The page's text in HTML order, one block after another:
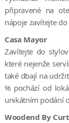
připravené na
nápoje zavítejte
Casa Mayor
Zavítejte do
které nejenže
také dbají na
% pochází od
unikátním podání
Woodend By